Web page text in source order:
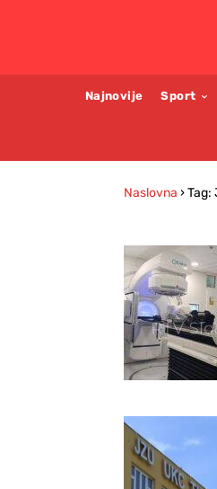
Najnovije Sport
Naslovna ›Tag: